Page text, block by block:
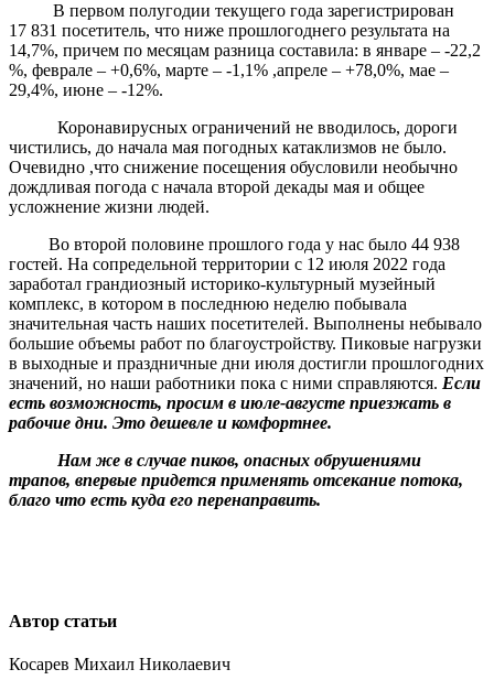
В первом полугодии текущего года зарегистрирован
17 831 посетитель, что ниже прошлогоднего результата на
14,7%, причем по месяцам разница составила: в январе – -22,2
%, феврале – +0,6%, марте – -1,1% ,апреле – +78,0%, мае –
29,4%, июне – -12%.
Коронавирусных ограничений не вводилось, дороги
чистились, до начала мая погодных катаклизмов не было.
Очевидно ,что снижение посещения обусловили необычно
дождливая погода с начала второй декады мая и общее
усложнение жизни людей.
Во второй половине прошлого года у нас было 44 938
гостей. На сопредельной территории с 12 июля 2022 года
заработал грандиозный историко-культурный музейный
комплекс, в котором в последнюю неделю побывала
значительная часть наших посетителей. Выполнены небывало
большие объемы работ по благоустройству. Пиковые нагрузки
в выходные и праздничные дни июля достигли прошлогодних
значений, но наши работники пока с ними справляются. Если
есть возможность, просим в июле-августе приезжать в
рабочие дни. Это дешевле и комфортнее.
Нам же в случае пиков, опасных обрушениями
трапов, впервые придется применять отсекание потока,
благо что есть куда его перенаправить.
Автор статьи
Косарев Михаил Николаевич